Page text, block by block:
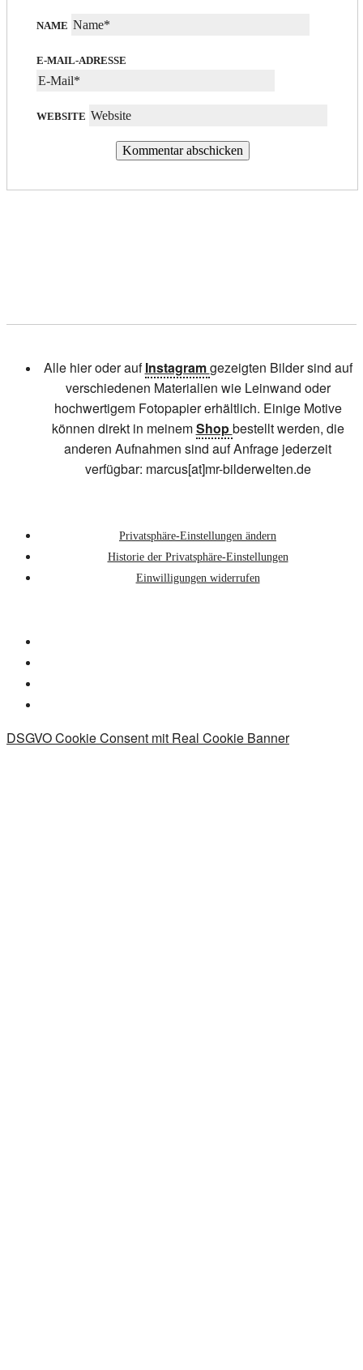
NAME
E-MAIL-ADRESSE
WEBSITE
Alle hier oder aufInstagramgezeigten Bilder sind auf
verschiedenen Materialien wie Leinwand oder
hochwertigem Fotopapier erhältlich. Einige Motive
können direkt in meinemShopbestellt werden, die
anderen Aufnahmen sind auf Anfrage jederzeit
verfügbar: marcus[at]mr-bilderwelten.de
Privatsphäre-Einstellungen ändern
Historie der Privatsphäre-Einstellungen
Einwilligungen widerrufen
DSGVO Cookie Consent mit Real Cookie Banner